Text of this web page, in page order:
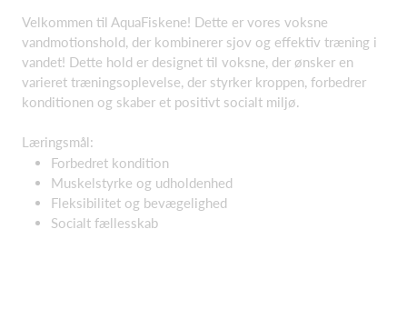
Velkommen til AquaFiskene! Dette er vores voksne
vandmotionshold, der kombinerer sjov og effektiv træning i
vandet! Dette hold er designet til voksne, der ønsker en
varieret træningsoplevelse, der styrker kroppen, forbedrer
konditionen og skaber et positivt socialt miljø.
Læringsmål:
Forbedret kondition
Muskelstyrke og udholdenhed
Fleksibilitet og bevægelighed
Socialt fællesskab